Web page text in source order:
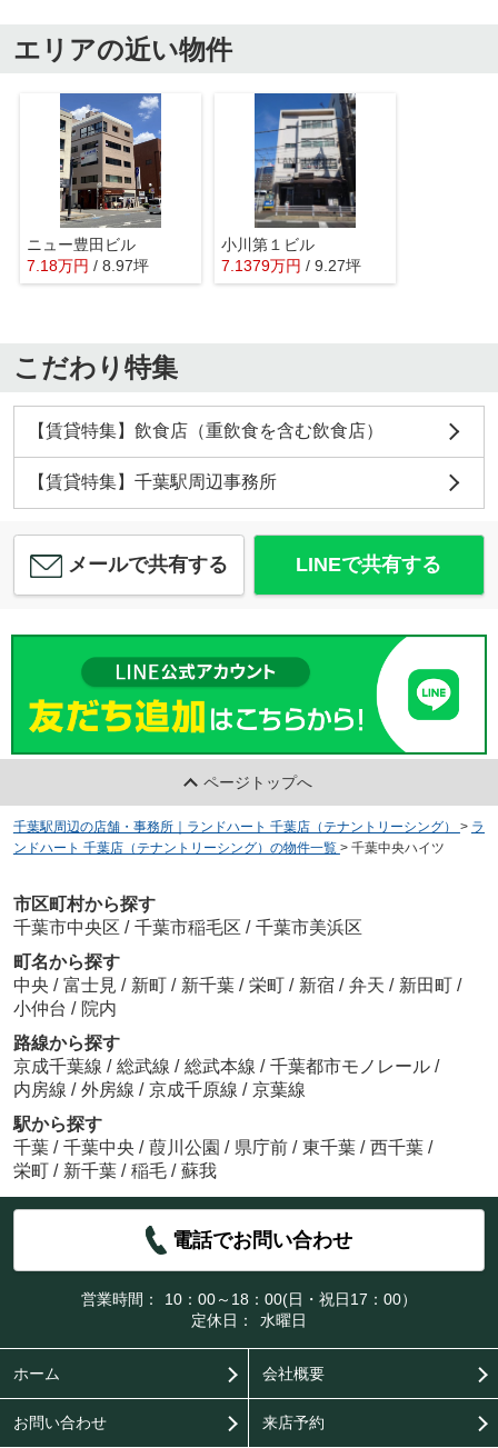
エリアの近い物件
ニュー豊田ビル
7.18万円 / 8.97坪
小川第１ビル
7.1379万円 / 9.27坪
こだわり特集
【賃貸特集】飲食店（重飲食を含む飲食店）
【賃貸特集】千葉駅周辺事務所
メールで共有する LINEで共有する
ページトップへ
千葉駅周辺の店舗・事務所｜ランドハート 千葉店（テナントリーシング） > ラ
ンドハート 千葉店（テナントリーシング）の物件一覧 > 千葉中央ハイツ
市区町村から探す
千葉市中央区 / 千葉市稲毛区 / 千葉市美浜区
町名から探す
中央 / 富士見 / 新町 / 新千葉 / 栄町 / 新宿 / 弁天 / 新田町 /
小仲台 / 院内
路線から探す
京成千葉線 / 総武線 / 総武本線 / 千葉都市モノレール /
内房線 / 外房線 / 京成千原線 / 京葉線
駅から探す
千葉 / 千葉中央 / 葭川公園 / 県庁前 / 東千葉 / 西千葉 /
栄町 / 新千葉 / 稲毛 / 蘇我
電話でお問い合わせ
営業時間：
10：00～18：00(日・祝日17：00）
定休日：
水曜日
ホーム 会社概要
お問い合わせ 来店予約